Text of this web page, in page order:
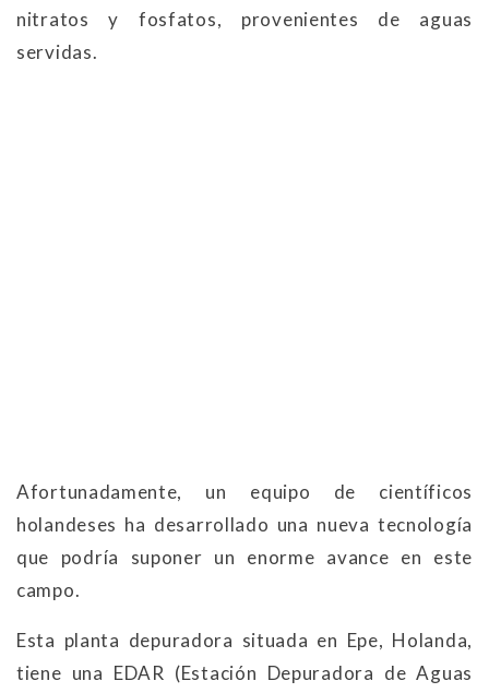
nitratos y fosfatos, provenientes de aguas
servidas.
Afortunadamente, un equipo de científicos
holandeses ha desarrollado una nueva tecnología
que podría suponer un enorme avance en este
campo.
Esta planta depuradora situada en Epe, Holanda,
tiene una EDAR (Estación Depuradora de Aguas